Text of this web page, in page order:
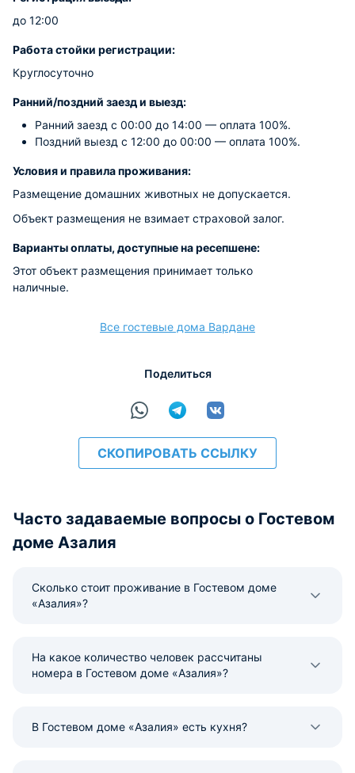
до 12:00
Работа стойки регистрации:
Круглосуточно
Ранний/поздний заезд и выезд:
Ранний заезд с 00:00 до 14:00 — оплата 100%.
Поздний выезд с 12:00 до 00:00 — оплата 100%.
Условия и правила проживания:
Размещение домашних животных не допускается.
Объект размещения не взимает страховой залог.
Варианты оплаты, доступные на ресепшене:
Этот объект размещения принимает только
наличные.
Все гостевые дома Вардане
Поделиться
СКОПИРОВАТЬ ССЫЛКУ
Часто задаваемые вопросы о Гостевом
доме Азалия
Сколько стоит проживание в Гостевом доме
«Азалия»?
На какое количество человек рассчитаны
номера в Гостевом доме «Азалия»?
В Гостевом доме «Азалия» есть кухня?